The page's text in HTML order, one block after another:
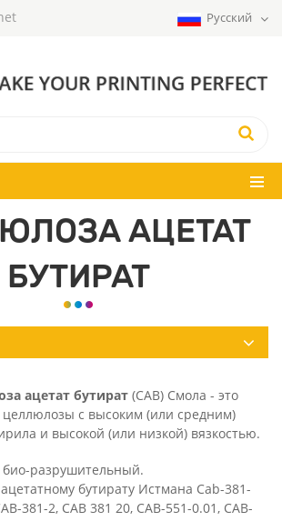
Русский
АЦЕТАТ
БУТИРАТ
ацетат бутират (CAB) Смола - это
с высоким (или средним)
и высокой (или низкой) вязкостью.
био-разрушительный.
бутирату Истмана Cab-381-
381-2, CAB 381 20, CAB-551-0.01, CAB-